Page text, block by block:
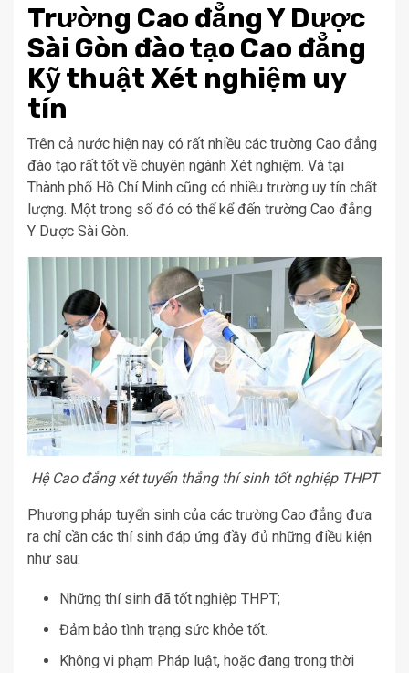
Trường Cao đẳng Y Dược
Sài Gòn đào tạo Cao đẳng
Kỹ thuật Xét nghiệm uy
tín
Trên cả nước hiện nay có rất nhiều các trường Cao đẳng
đào tạo rất tốt về chuyên ngành Xét nghiệm. Và tại
Thành phố Hồ Chí Minh cũng có nhiều trường uy tín chất
lượng. Một trong số đó có thể kể đến trường Cao đẳng
Y Dược Sài Gòn.
Hệ Cao đẳng xét tuyển thẳng thí sinh tốt nghiệp THPT
Phương pháp tuyển sinh của các trường Cao đẳng đưa
ra chỉ cần các thí sinh đáp ứng đầy đủ những điều kiện
như sau:
Những thí sinh đã tốt nghiệp THPT;
Đảm bảo tình trạng sức khỏe tốt.
Không vi phạm Pháp luật, hoặc đang trong thời